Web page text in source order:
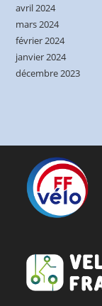
avril 2024
mars 2024
février 2024
janvier 2024
décembre 2023